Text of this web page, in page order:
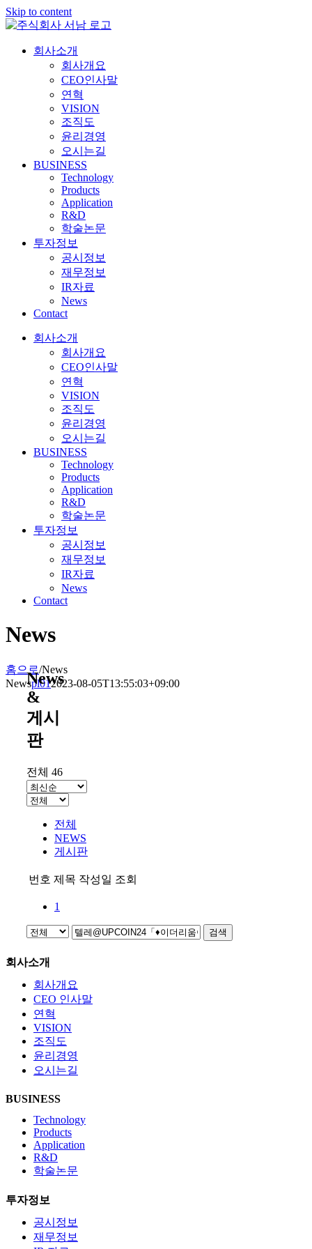
Skip to content
회사소개
회사개요
CEO인사말
연혁
VISION
조직도
윤리경영
오시는길
BUSINESS
Technology
Products
Application
R&D
학술논문
투자정보
공시정보
재무정보
IR자료
News
Contact
회사소개
회사개요
CEO인사말
연혁
VISION
조직도
윤리경영
오시는길
BUSINESS
Technology
Products
Application
R&D
학술논문
투자정보
공시정보
재무정보
IR자료
News
Contact
News
홈으로/News
Newspl012023-08-05T13:55:03+09:00
News
&
게시
판
전체 46
전체
NEWS
게시판
번호 제목 작성일 조회
1
검색
회사소개
회사개요
CEO 인사말
연혁
VISION
조직도
윤리경영
오시는길
BUSINESS
Technology
Products
Application
R&D
학술논문
투자정보
공시정보
재무정보